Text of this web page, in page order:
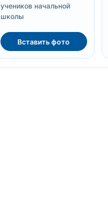
учеников начальной
школы
Вставить фото